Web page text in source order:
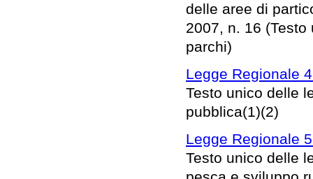
delle aree di
2007, n. 16
parchi)
Legge Regionale
Testo unico delle
pubblica(1)(2)
Legge Regionale
Testo unico delle